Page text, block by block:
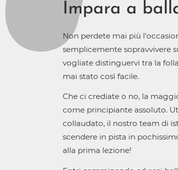
Impara a
Non perdete mai più
semplicemente sopravvivere
vogliate distinguervi tra la
mai stato così facile.
Che ci crediate o no, la
come principiante assoluto.
collaudato, il nostro team di
scendere in pista in
alla prima lezione!